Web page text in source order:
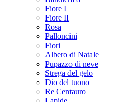
Fiore I
Fiore II
Rosa
Palloncini
Fiori
Albero di Natale
Pupazzo di neve
Strega del gelo
Dio del tuono
Re Centauro